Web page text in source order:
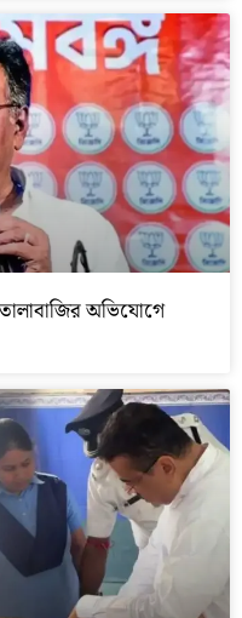
অভিযোগে